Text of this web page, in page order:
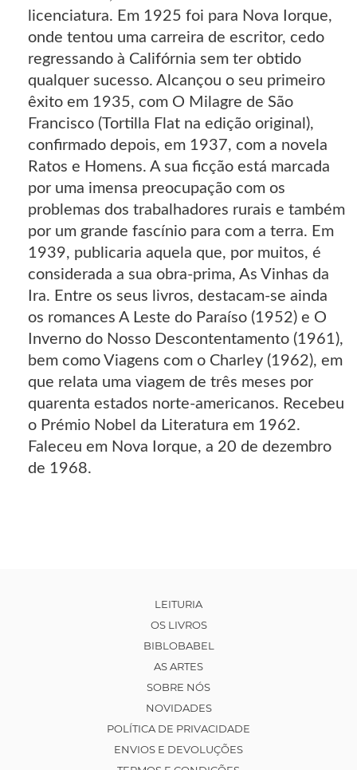
licenciatura. Em 1925 foi para Nova Iorque,
onde tentou uma carreira de escritor, cedo
regressando à Califórnia sem ter obtido
qualquer sucesso. Alcançou o seu primeiro
êxito em 1935, com O Milagre de São
Francisco (Tortilla Flat na edição original),
confirmado depois, em 1937, com a novela
Ratos e Homens. A sua ficção está marcada
por uma imensa preocupação com os
problemas dos trabalhadores rurais e também
por um grande fascínio para com a terra. Em
1939, publicaria aquela que, por muitos, é
considerada a sua obra-prima, As Vinhas da
Ira. Entre os seus livros, destacam-se ainda
os romances A Leste do Paraíso (1952) e O
Inverno do Nosso Descontentamento (1961),
bem como Viagens com o Charley (1962), em
que relata uma viagem de três meses por
quarenta estados norte-americanos. Recebeu
o Prémio Nobel da Literatura em 1962.
Faleceu em Nova Iorque, a 20 de dezembro
de 1968.
LEITURIA
OS LIVROS
BIBLOBABEL
AS ARTES
SOBRE NÓS
NOVIDADES
POLÍTICA DE PRIVACIDADE
ENVIOS E DEVOLUÇÕES